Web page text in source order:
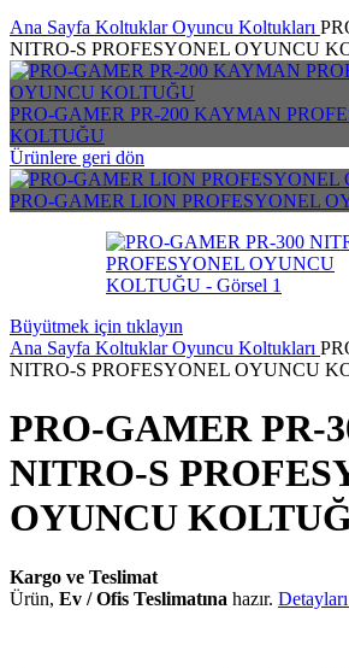
Ana Sayfa KoltuklarOyuncu Koltukları
NITRO-S PROFESYONEL OYUNCU
PRO-GAMER PR-200 KAYMAN
KOLTUĞU
Ürünlere geri dön
PRO-GAMER LION PROFESYONEL
Büyütmek için tıklayın
Ana Sayfa KoltuklarOyuncu Koltukları
NITRO-S PROFESYONEL OYUNCU
PRO-GAMER PR-
NITRO-S
OYUNCU
Kargo ve Teslimat
Ürün, Ev / Ofis Teslimatına hazır.